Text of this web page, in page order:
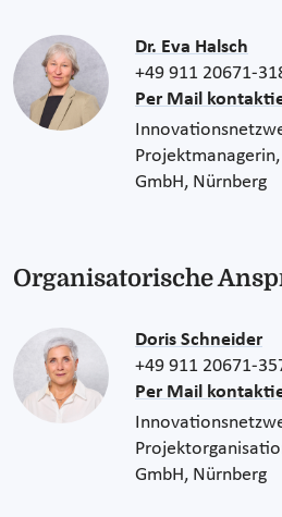
Dr. Eva Halsch
+49 911 20671-
Per Mail
GmbH, Nürnberg
Organisatorische
Doris Schneider
+49 911 20671-
Per Mail
GmbH, Nürnberg